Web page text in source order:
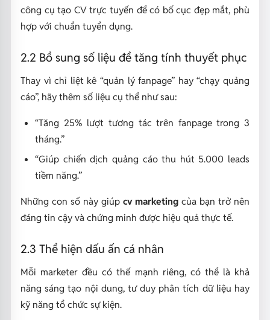
công cụ tạo CV trực tuyến để có bố cục đẹp mắt, phù
hợp với chuẩn tuyển dụng.
2.2 Bổ sung số liệu để tăng tính thuyết phục
Thay vì chỉ liệt kê “quản lý fanpage” hay “chạy quảng
cáo”, hãy thêm số liệu cụ thể như sau:
“Tăng 25% lượt tương tác trên fanpage trong 3
tháng.”
“Giúp chiến dịch quảng cáo thu hút 5.000 leads
tiềm năng.”
Những con số này giúp cv marketing của bạn trở nên
đáng tin cậy và chứng minh được hiệu quả thực tế.
2.3 Thể hiện dấu ấn cá nhân
Mỗi marketer đều có thế mạnh riêng, có thể là khả
năng sáng tạo nội dung, tư duy phân tích dữ liệu hay
kỹ năng tổ chức sự kiện.